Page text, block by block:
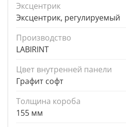
Эксцентрик
Эксцентрик, регулируемый
Производство
LABIRINT
Цвет внутренней панели
Графит софт
Толщина короба
155 мм